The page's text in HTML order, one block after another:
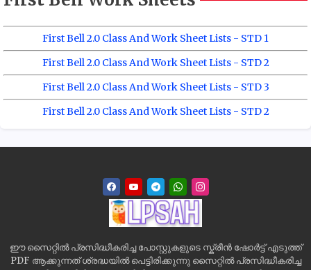
First Bell 2.0 Class And Work Sheet Lists - STD 1
First Bell 2.0 Class And Work Sheet Lists - STD 2
First Bell 2.0 Class And Work Sheet Lists - STD 3
First Bell 2.0 Class And Work Sheet Lists - STD 2
ഈ സൈറ്റിൽ പ്രസിദ്ധീകരിച്ച പോസ്റ്റുകളുടെ സ്ക്രീൻ ഷോർട്ട് എടുത്ത്
PDF ആക്കുന്നത് ശ്രദ്ധയിൽ പെട്ടിരിക്കുന്നു സൈറ്റിൽ പ്രസിദ്ധീകരിച്ച